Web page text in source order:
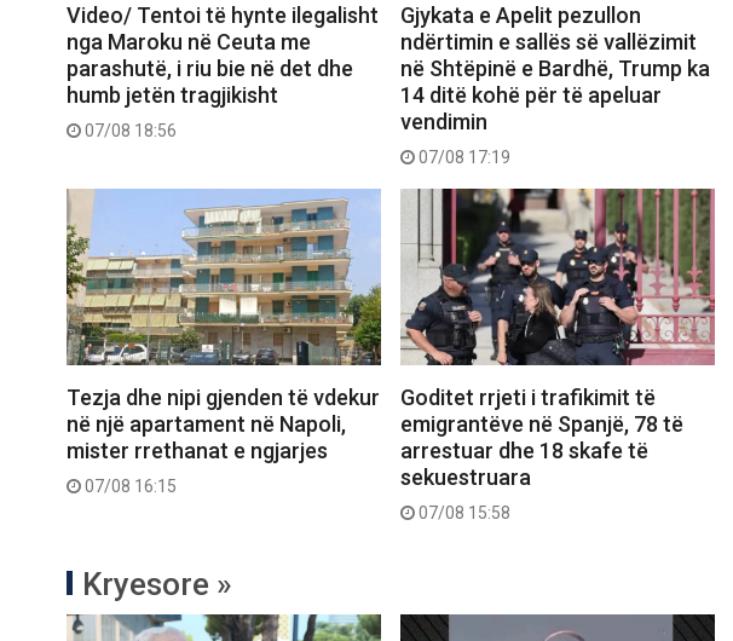
Video/ Tentoi të hynte ilegalisht
nga Maroku në Ceuta me
parashutë, i riu bie në det dhe
humb jetën tragjikisht
07/08 18:56
Gjykata e Apelit pezullon
ndërtimin e sallës së vallëzimit
në Shtëpinë e Bardhë, Trump ka
14 ditë kohë për të apeluar
vendimin
07/08 17:19
Tezja dhe nipi gjenden të vdekur
në një apartament në Napoli,
mister rrethanat e ngjarjes
07/08 16:15
Goditet rrjeti i trafikimit të
emigrantëve në Spanjë, 78 të
arrestuar dhe 18 skafe të
sekuestruara
07/08 15:58
Kryesore »